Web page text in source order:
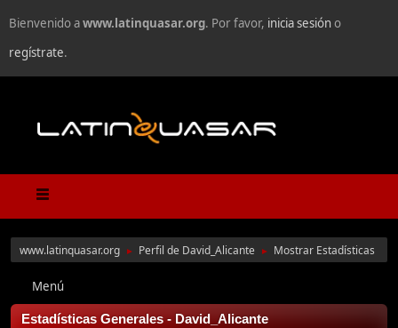
Bienvenido awww.latinquasar.org. Por favor, inicia sesióno
regístrate.
www.latinquasar.org ► Perfil de David_Alicante ► Mostrar Estadísticas
Menú
Estadísticas Generales - David_Alicante